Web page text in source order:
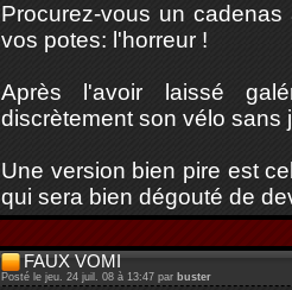
Procurez-vous un
vos potes: l'horreur !
Après l'avoir laissé
discrètement son vélo sans
Une version bien pire est
qui sera bien dégouté de
FAUX VOMI
Posté le jeu. 24 juil. 08 à 13:47 par buster